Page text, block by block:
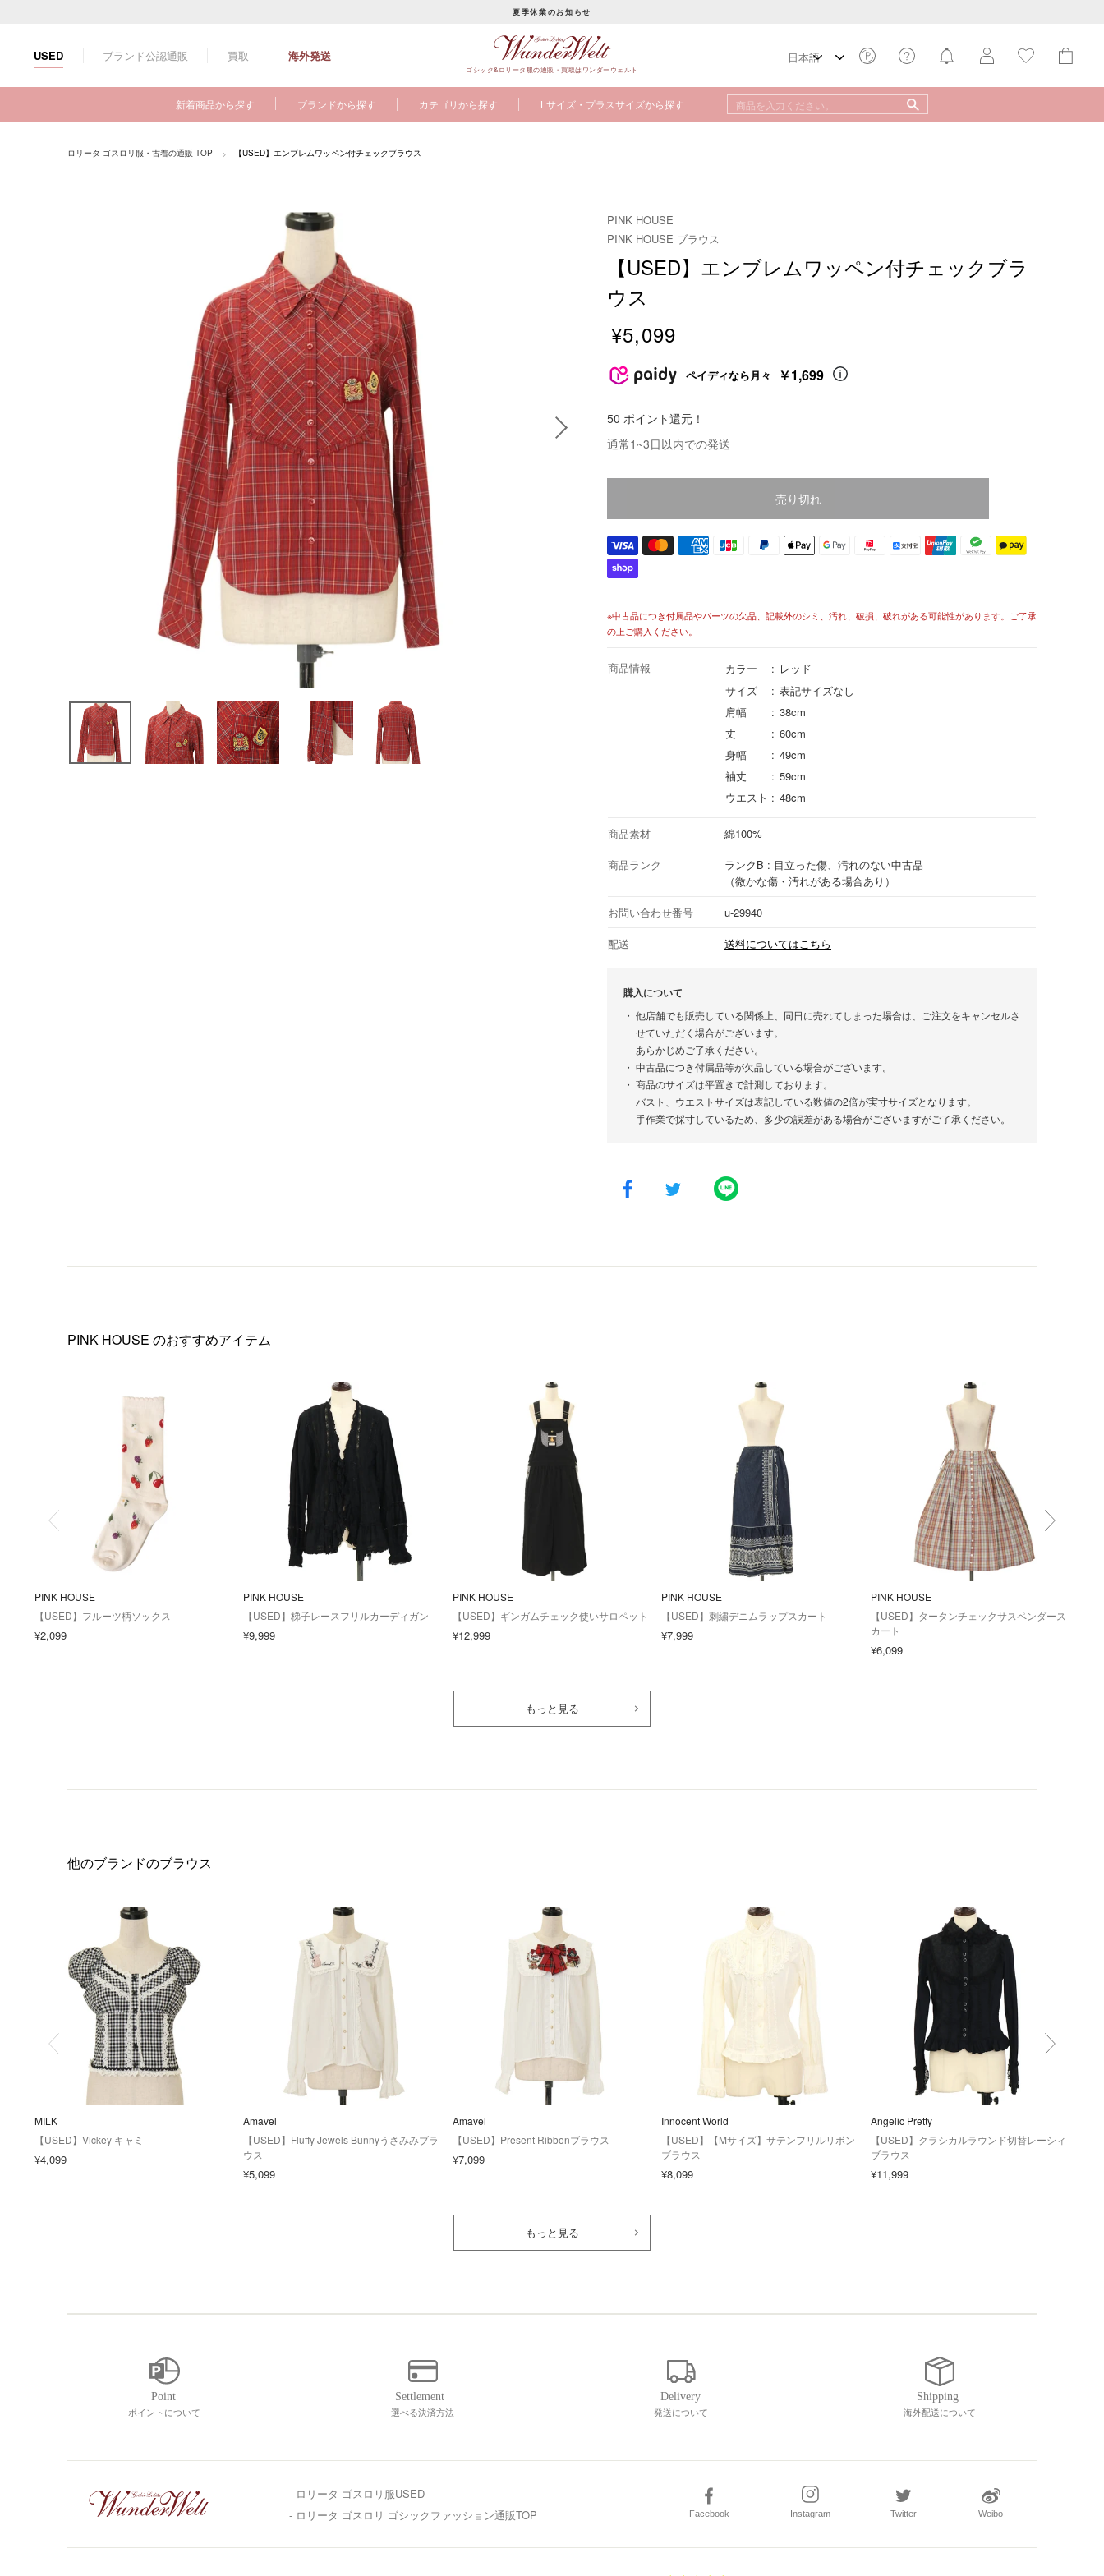
ス
ラ
イ
シ
夏季休業のお知らせ
USED ブランド公認通販 買取 海外発送
ゴシック&ロリータ服の通販・買取はワンダーウェルト
新着商品から探す ブランドから探す カテゴリから探す Lサイズ・プラスサイズから探す
ロリータ ゴスロリ服・古着の通販 TOP 【USED】エンブレムワッペン付チェックブラウス
PINK HOUSE
PINK HOUSE ブラウス
【USED】エンブレムワッペン付チェックブラ
ウス
売
価
格
¥5,099
ペイディなら月々 ￥1,699
50 ポイント還元！
通常1~3日以内での発送
売り切れ
※中古品につき付属品やパーツの欠品、記載外のシミ、汚れ、破損、破れがある可能性があります。ご了承
の上ご購入ください。
商品情報 カラー
レッド
サイズ
表記サイズなし
肩幅
38cm
丈
60cm
身幅
49cm
袖丈
59cm
ウエスト
48cm
商品素材 綿100%
商品ランク
ランクB : 目立った傷、汚れのない中古品
（微かな傷・汚れがある場合あり）
お問い合わせ番号
u-29940
配送
送料についてはこちら
購入について
他店舗でも販売している関係上、同日に売れてしまった場合は、ご注文をキャンセルさ
せていただく場合がございます。
あらかじめご了承ください。
中古品につき付属品等が欠品している場合がございます。
商品のサイズは平置きで計測しております。
バスト、ウエストサイズは表記している数値の2倍が実寸サイズとなります。
手作業で採寸しているため、多少の誤差がある場合がございますがご了承ください。
PINK HOUSE のおすすめアイテム
PINK HOUSE
【USED】フルーツ柄ソックス
¥2,099
PINK HOUSE
【USED】梯子レースフリルカーディガン
¥9,999
PINK HOUSE
【USED】ギンガムチェック使いサロペット
¥12,999
PINK HOUSE
【USED】刺繍デニムラップスカート
¥7,999
PINK HOUSE
【USED】タータンチェックサスペンダース
カート
¥6,099
もっと見る
他のブランドのブラウス
MILK
【USED】Vickey キャミ
¥4,099
Amavel
【USED】Fluffy Jewels Bunnyうさみみブラ
ウス
¥5,099
Amavel
【USED】Present Ribbonブラウス
¥7,099
Innocent World
【USED】【Mサイズ】サテンフリルリボン
ブラウス
¥8,099
Angelic Pretty
【USED】クラシカルラウンド切替レーシィ
ブラウス
¥11,999
もっと見る
ポイントについて 選べる決済方法 発送について 海外配送について
- ロリータ ゴスロリ服USED
- ロリータ ゴスロリ ゴシックファッション通販TOP
Facebook Instagram Twitter Weibo